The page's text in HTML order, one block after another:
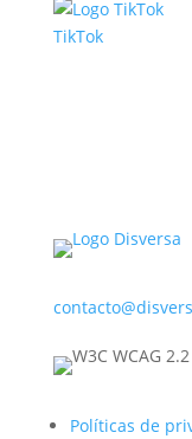
TikTok
Políticas de